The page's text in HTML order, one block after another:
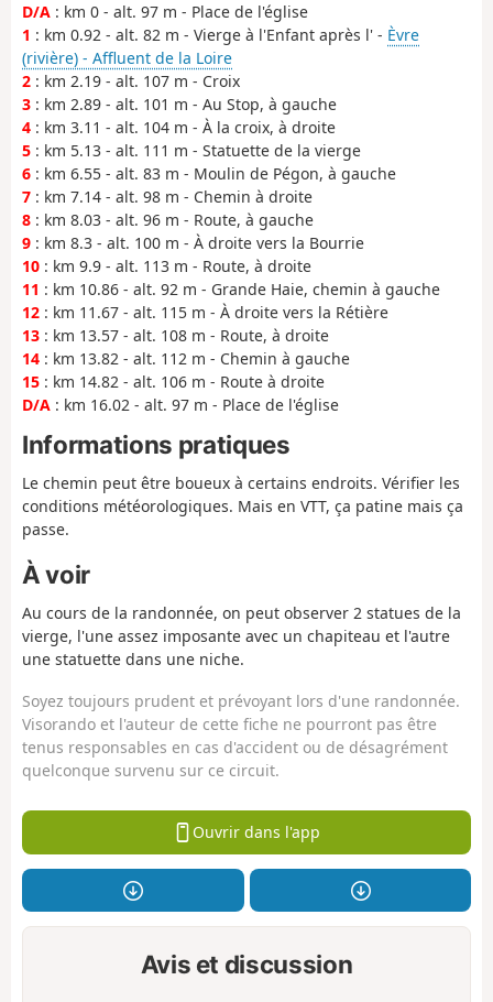
D/A : km 0 - alt. 97 m - Place de l'église
1 : km 0.92 - alt. 82 m - Vierge à l'Enfant après l' - Èvre
(rivière) - Affluent de la Loire
2 : km 2.19 - alt. 107 m - Croix
3 : km 2.89 - alt. 101 m - Au Stop, à gauche
4 : km 3.11 - alt. 104 m - À la croix, à droite
5 : km 5.13 - alt. 111 m - Statuette de la vierge
6 : km 6.55 - alt. 83 m - Moulin de Pégon, à gauche
7 : km 7.14 - alt. 98 m - Chemin à droite
8 : km 8.03 - alt. 96 m - Route, à gauche
9 : km 8.3 - alt. 100 m - À droite vers la Bourrie
10 : km 9.9 - alt. 113 m - Route, à droite
11 : km 10.86 - alt. 92 m - Grande Haie, chemin à gauche
12 : km 11.67 - alt. 115 m - À droite vers la Rétière
13 : km 13.57 - alt. 108 m - Route, à droite
14 : km 13.82 - alt. 112 m - Chemin à gauche
15 : km 14.82 - alt. 106 m - Route à droite
D/A : km 16.02 - alt. 97 m - Place de l'église
Informations pratiques
Le chemin peut être boueux à certains endroits. Vérifier les
conditions météorologiques. Mais en VTT, ça patine mais ça
passe.
À voir
Au cours de la randonnée, on peut observer 2 statues de la
vierge, l'une assez imposante avec un chapiteau et l'autre
une statuette dans une niche.
Soyez toujours prudent et prévoyant lors d'une randonnée.
Visorando et l'auteur de cette fiche ne pourront pas être
tenus responsables en cas d'accident ou de désagrément
quelconque survenu sur ce circuit.
Ouvrir dans l'app
Avis et discussion